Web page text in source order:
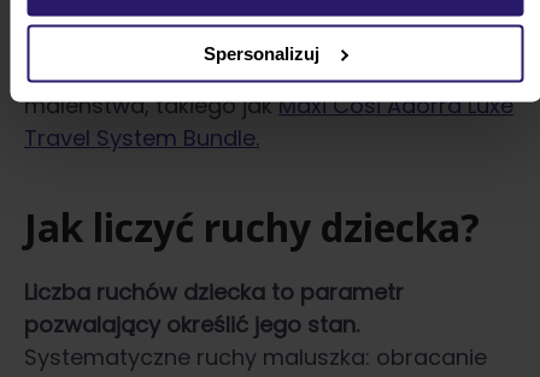
Spersonalizuj
podczas popołudniowego odpoczynku lub
gdy zastanawiasz się nad wyborem
optymalnego zestawu podróżnego dla
maleństwa, takiego jakMaxi Cosi Adorra Luxe
Travel System Bundle.
Jak liczyć ruchy dziecka?
Liczba ruchów dziecka to parametr
pozwalający określić jego stan.
Systematyczne ruchy maluszka: obracanie